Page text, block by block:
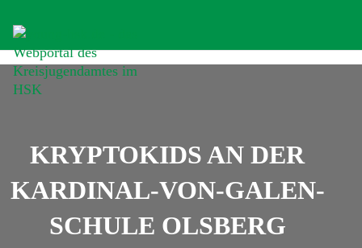
KRYPTOKIDS AN DER
KARDINAL-VON-GALEN-
SCHULE OLSBERG